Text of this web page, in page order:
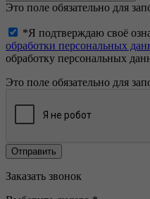
Это поле обязательно для
*Я подтверждаю своё
обработки персональных
обработку персональных
Это поле обязательно для
Заказать звонок